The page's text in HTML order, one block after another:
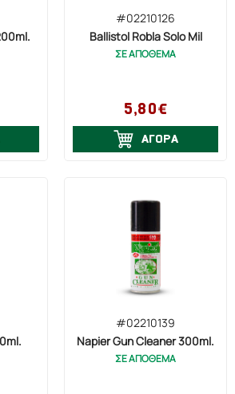
#02210126
Ballistol Robla Solo Mil
ΣΕ ΑΠΟΘΕΜΑ
5,80€
ΑΓΟΡΑ
#02210139
Napier Gun Cleaner 300ml.
ΣΕ ΑΠΟΘΕΜΑ